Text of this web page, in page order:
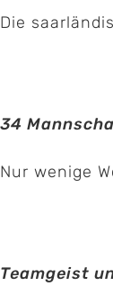
Die
34
Nur wenige
Teamgeist